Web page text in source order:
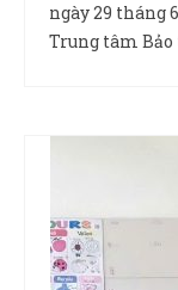
ngày 29 tháng
Trung tâm